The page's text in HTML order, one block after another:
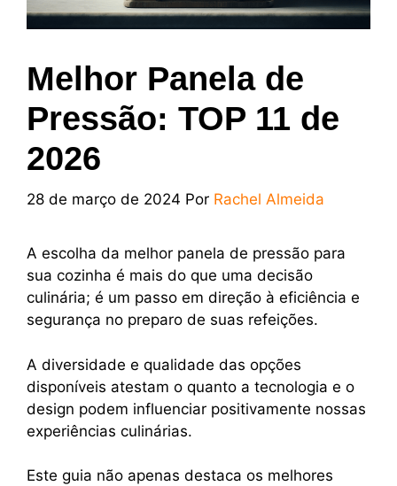
Melhor Panela de
Pressão: TOP 11 de
2026
28 de março de 2024 Por Rachel Almeida
A escolha da melhor panela de pressão para
sua cozinha é mais do que uma decisão
culinária; é um passo em direção à eficiência e
segurança no preparo de suas refeições.
A diversidade e qualidade das opções
disponíveis atestam o quanto a tecnologia e o
design podem influenciar positivamente nossas
experiências culinárias.
Este guia não apenas destaca os melhores